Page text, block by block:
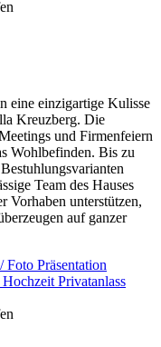
eine einzigartige Kulisse
Kreuzberg. Die
und Firmenfeiern
Wohlbefinden. Bis zu
Team des Hauses
Vorhaben unterstützen,
auf ganzer
Foto Präsentation
Hochzeit Privatanlass